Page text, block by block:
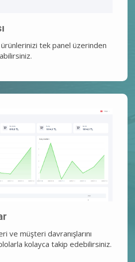
tek panel üzerinden
ve müşteri davranışlarını
kolayca takip edebilirsiniz.